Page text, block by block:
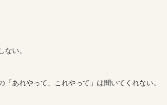
い。
あれやって、これやって」は聞いてくれない。